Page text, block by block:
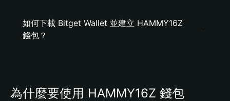
如何下載 Bitget Wallet 並建立 HAMMY16Z
錢包？
為什麼要使用 HAMMY16Z 錢包